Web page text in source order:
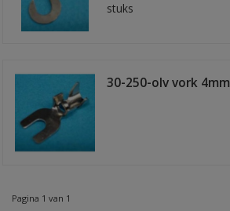
stuks
30-250-olv vork 4mm
Pagina 1 van 1